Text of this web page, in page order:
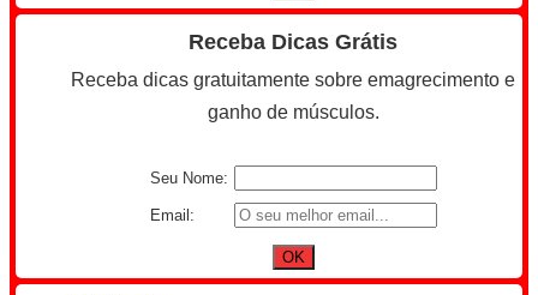
Receba Dicas Grátis
Receba dicas gratuitamente sobre emagrecimento e
ganho de músculos.
Seu Nome:
Email: